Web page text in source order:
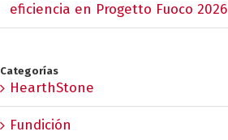
eficiencia en Progetto Fuoco 2026
Categorías
HearthStone
Fundición